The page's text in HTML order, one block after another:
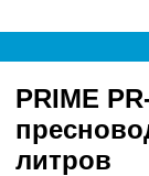
PRIME
литров